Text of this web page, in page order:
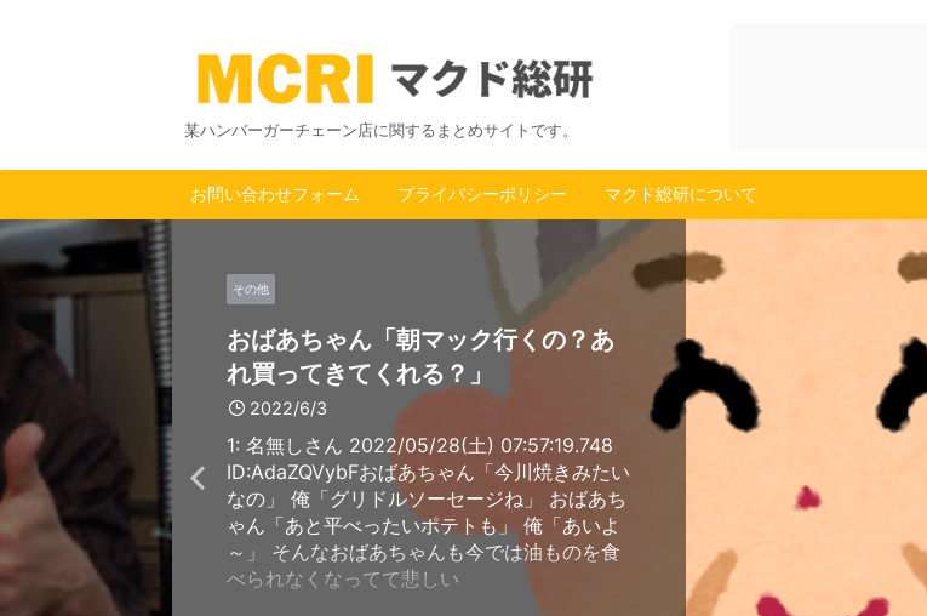
某ハンバーガーチェーン店に関するまとめサイトです。
お問い合わせフォーム プライバシーポリシー マクド総研について
その他
おばあちゃん「朝マック行くの？あ
れ買ってきてくれる？」
2022/6/3
1: 名無しさん 2022/05/28(土) 07:57:19.748
ID:AdaZQVybFおばあちゃん「今川焼きみたい
なの」 俺「グリドルソーセージね」 おばあち
ゃん「あと平べったいポテトも」 俺「あいよ
～」 そんなおばあちゃんも今では油ものを食
べられなくなってて悲しい